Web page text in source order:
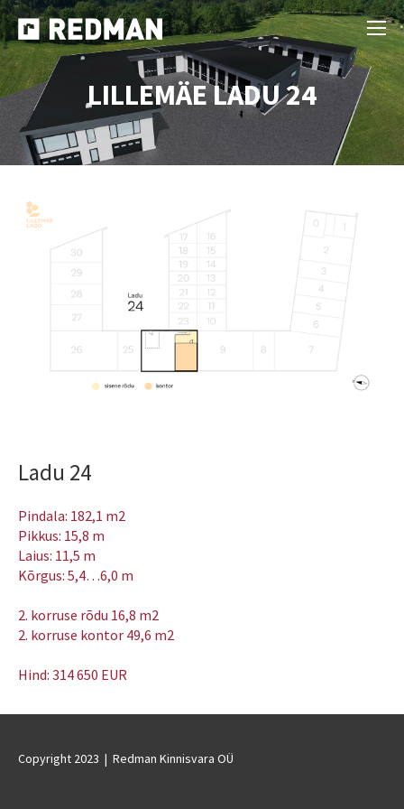
LILLEMÄE LADU 24
Ladu 24
Pindala: 182,1 m2
Pikkus: 15,8 m
Laius: 11,5 m
Kõrgus: 5,4…6,0 m
2. korruse rõdu 16,8 m2
2. korruse kontor 49,6 m2
Hind: 314 650 EUR
Copyright 2023 | Redman Kinnisvara OÜ